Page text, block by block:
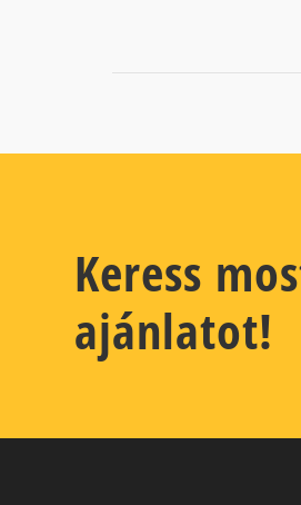
Keress
ajánlatot!